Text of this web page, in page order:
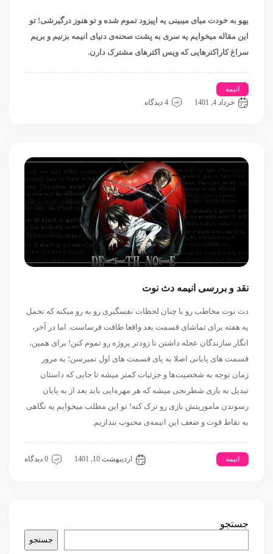
یهو به خودت میای میبینی یه اپیزود تموم شده و تو هنوز درگیرشی! تو
این مقاله میخوایم یه سری به پشت صحنه‌ی دنیای انیمه بزنیم و بریم
سراغ کاراکترهایی که ویس اکترهای مشترک دارن.
انیمه
خرداد 4, 1401
4 دیدگاه
نقد و بررسی انیمه دث نوت
دث نوت مخاطب رو با چنان لحظات نفسگیری رو به رو میکنه که تحمل
یه هفته برای تماشای قسمت بعد واقعا طاقت فرساست. اما در آخر،
انگار سازندگان عجله داشتن تا زودتر پروژه رو تموم کنن! برای همین،
قسمت های پایانی اصلا به پای قسمت های اول نمیرسن؛ به مرور
زمان توجه به شخصیت‌ها و جزئیات کمتر میشه تا جایی که داستان
تبدیل به بازی شطرنجی میشه که هر مهره‌ایی باید بعد از به پایان
رسوندن ماموریتش بازی رو ترک کنه! تو این مطلب میخوایم یه نگاهی
به نقاط قوت و ضعف این انیمه‌ی محبوب بندازیم.
انیمه اردیبهشت 10, 1401 0 دیدگاه
جستجو
جستجو